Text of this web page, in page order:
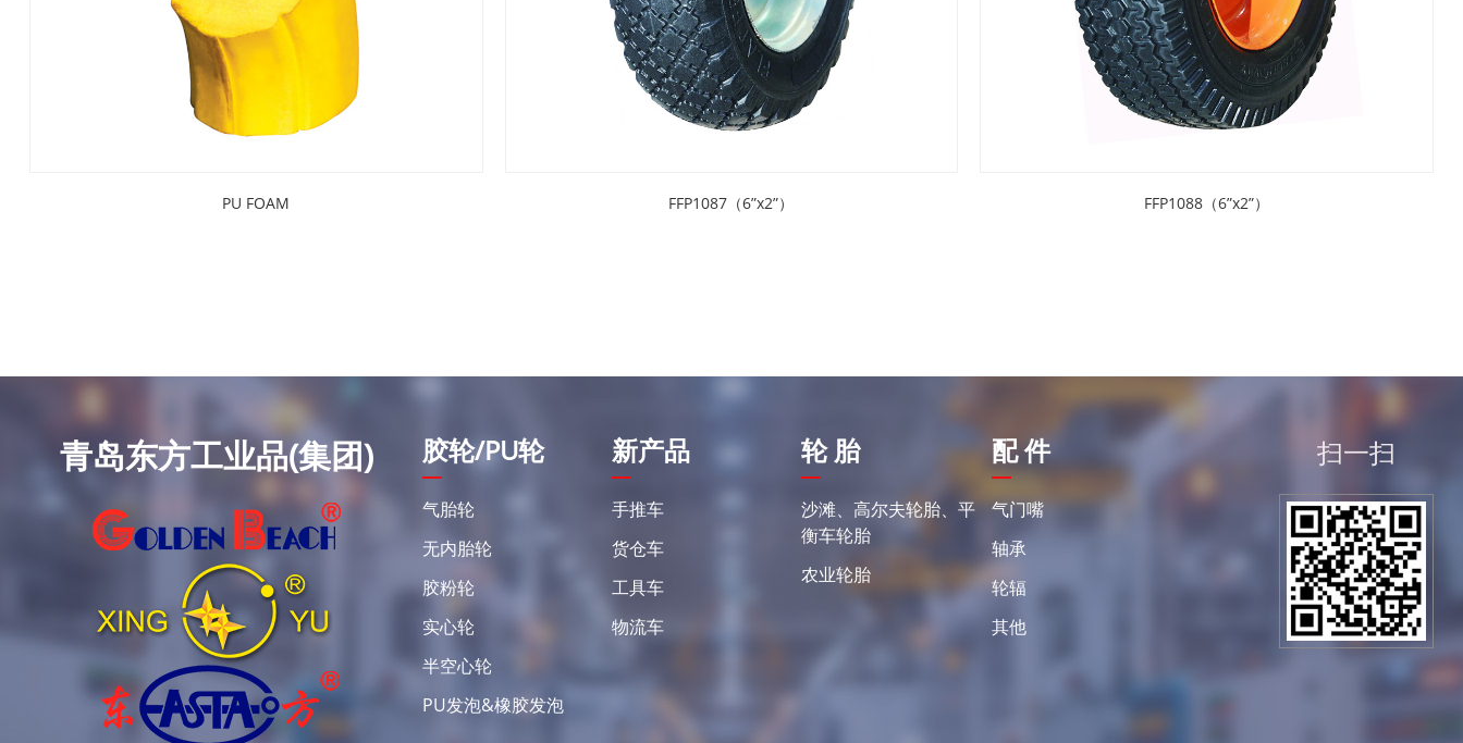
PU FOAM FFP1087（6”x2”） FFP1088（6”x2”）
青岛东方工业品(集团) 扫一扫
胶轮/PU轮
气胎轮
无内胎轮
胶粉轮
实心轮
半空心轮
PU发泡&橡胶发泡
新产品
手推车
货仓车
工具车
物流车
轮 胎
沙滩、高尔夫轮胎、平
衡车轮胎
农业轮胎
配 件
气门嘴
轴承
轮辐
其他